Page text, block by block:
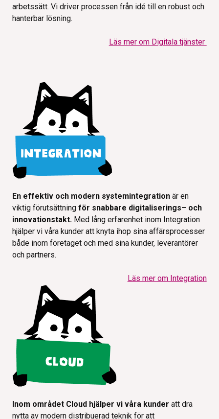
arbetssätt. Vi driver processen från idé till en robust och
hanterbar lösning.
Läs mer om Digitala tjänster
En effektiv och modern systemintegration är en
viktig förutsättning för snabbare digitaliserings– och
innovationstakt. Med lång erfarenhet inom Integration
hjälper vi våra kunder att knyta ihop sina affärsprocesser
både inom företaget och med sina kunder, leverantörer
och partners.
Läs mer om Integration
Inom området Cloud hjälper vi våra kunder att dra
nytta av modern distribuerad teknik för att